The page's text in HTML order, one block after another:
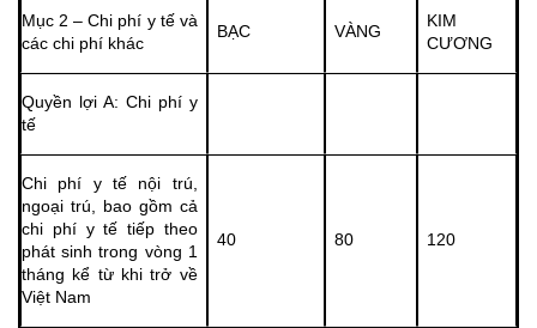
Mục 2 – Chi phí y tế và
các chi phí khác
BẠC VÀNG
KIM
CƯƠNG
Quyền lợi A: Chi phí y
tế
Chi phí y tế nội trú,
ngoại trú, bao gồm cả
chi phí y tế tiếp theo
phát sinh trong vòng 1
tháng kể từ khi trở về
Việt Nam
40 80 120